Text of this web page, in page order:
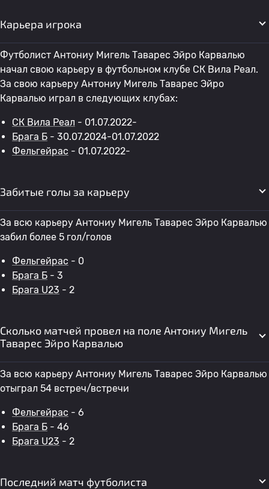
Карьера игрока
Футболист Антониу Мигель Таварес Эйро Карвалью
начал свою карьеру в футбольном клубе СК Вила Реал.
За свою карьеру Антониу Мигель Таварес Эйро
Карвалью играл в следующих клубах:
СК Вила Реал - 01.07.2022-
Брага Б - 30.07.2024-01.07.2022
Фельгейрас - 01.07.2022-
Забитые голы за карьеру
За всю карьеру Антониу Мигель Таварес Эйро Карвалью
забил более 5 гол/голов
Фельгейрас - 0
Брага Б - 3
Брага U23 - 2
Сколько матчей провел на поле Антониу Мигель
Таварес Эйро Карвалью
За всю карьеру Антониу Мигель Таварес Эйро Карвалью
отыграл 54 встреч/встречи
Фельгейрас - 6
Брага Б - 46
Брага U23 - 2
Последний матч футболиста